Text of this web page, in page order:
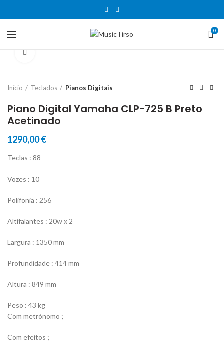
0
Início Teclados Pianos Digitais
Piano Digital Yamaha CLP-725 B Preto
Acetinado
1290,00€
Teclas : 88
Vozes : 10
Polifonia : 256
Altifalantes : 20w x 2
Largura : 1350 mm
Profundidade : 414 mm
Altura : 849 mm
Peso : 43 kg
Com metrónomo ;
Com efeitos ;